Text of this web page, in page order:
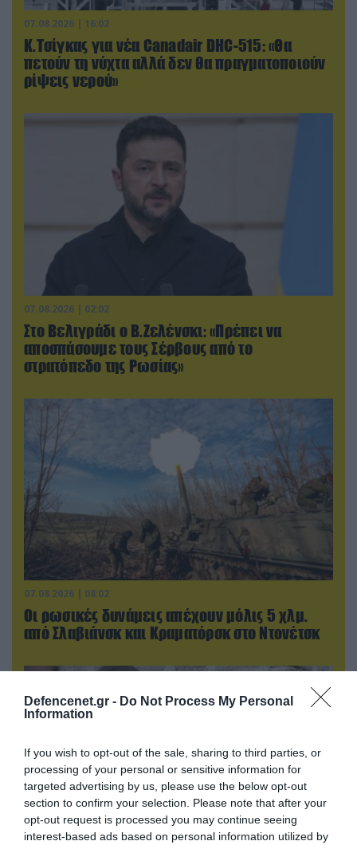
Defencenet.gr - Do Not Process My Personal
Information
If you wish to opt-out of the sale, sharing to third parties, or
processing of your personal or sensitive information for
targeted advertising by us, please use the below opt-out
section to confirm your selection. Please note that after your
opt-out request is processed you may continue seeing
interest-based ads based on personal information utilized by
07.08.2026 | 16:02
Κ.Τσίγκας για νέα Canadair DHC-515: «Θα
πετούν τη νύχτα αλλά δεν θα πραγματοποιούν
ρίψεις νερού»
07.08.2026 | 02:02
Στο Βελιγράδι ο Β.Ζελένσκι: «Πρέπει να
αποσπάσουμε τους Σέρβους από το
στρατόπεδο της Ρωσίας»
07.08.2026 | 08:02
Οι ρωσικές δυνάμεις απέχουν μόλις 5 χλμ.
από Σλαβιάνσκ και Κραματόρσκ στο Ντονέτσκ